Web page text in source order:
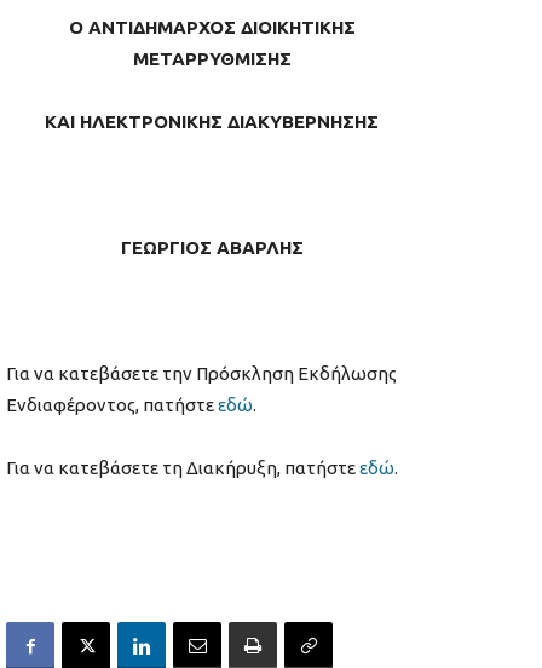
Ο ΑΝΤΙΔΗΜΑΡΧΟΣ ΔΙΟΙΚΗΤΙΚΗΣ
ΜΕΤΑΡΡΥΘΜΙΣΗΣ
ΚΑΙ ΗΛΕΚΤΡΟΝΙΚΗΣ ΔΙΑΚΥΒΕΡΝΗΣΗΣ
ΓΕΩΡΓΙΟΣ ΑΒΑΡΛΗΣ
Για να κατεβάσετε την Πρόσκληση Εκδήλωσης
Ενδιαφέροντος, πατήστεεδώ.
Για να κατεβάσετε τη Διακήρυξη, πατήστεεδώ.